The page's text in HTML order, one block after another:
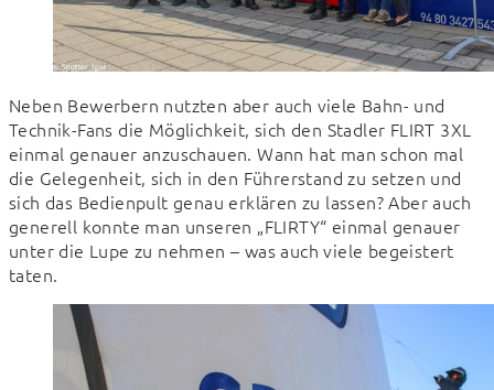
Neben Bewerbern nutzten aber auch viele Bahn- und
Technik-Fans die Möglichkeit, sich den Stadler FLIRT 3XL
einmal genauer anzuschauen. Wann hat man schon mal
die Gelegenheit, sich in den Führerstand zu setzen und
sich das Bedienpult genau erklären zu lassen? Aber auch
generell konnte man unseren „FLIRTY“ einmal genauer
unter die Lupe zu nehmen – was auch viele begeistert
taten.